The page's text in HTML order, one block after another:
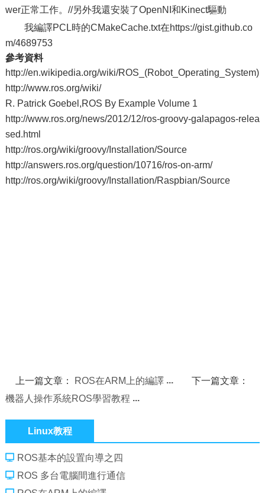
wer正常工作。//另外我還安裝了OpenNI和Kinect驅動
我編譯PCL時的CMakeCache.txt在https://gist.github.co
m/4689753
參考資料
http://en.wikipedia.org/wiki/ROS_(Robot_Operating_System)
http://www.ros.org/wiki/
R. Patrick Goebel,ROS By Example Volume 1
http://www.ros.org/news/2012/12/ros-groovy-galapagos-relea
sed.html
http://ros.org/wiki/groovy/Installation/Source
http://answers.ros.org/question/10716/ros-on-arm/
http://ros.org/wiki/groovy/Installation/Raspbian/Source
上一篇文章： ROS在ARM上的編譯
下一篇文章：
機器人操作系統ROS學習教程
Linux教程
ROS基本的設置向導之四
ROS 多台電腦間進行通信